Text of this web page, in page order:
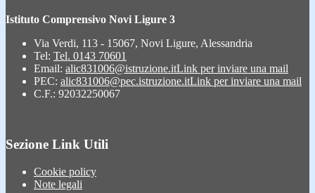
Istituto Comprensivo Novi Ligure 3
Via Verdi, 113 - 15067, Novi Ligure, Alessandria
Tel: Tel. 0143 70601
Email: alic831006@istruzione.itLink per inviare una mail
PEC: alic831006@pec.istruzione.itLink per inviare una mail
C.F.: 92032250067
Sezione Link Utili
Cookie policy
Note legali